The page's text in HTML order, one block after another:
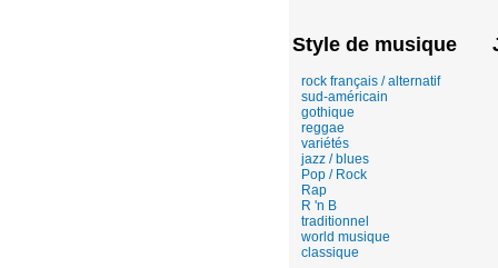
Style de musique
rock français / alternatif
sud-américain
gothique
reggae
variétés
jazz / blues
Pop / Rock
Rap
R 'n B
traditionnel
world musique
classique